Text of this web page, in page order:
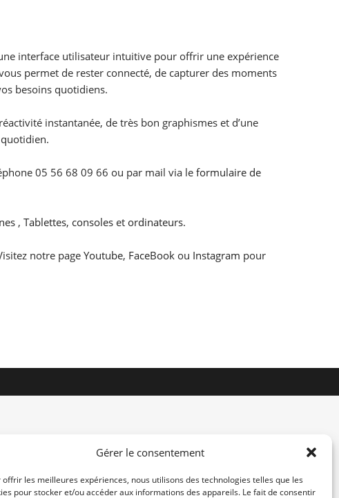
Gérer le consentement
offrir les meilleures expériences, nous utilisons des technologies telles que les
pour stocker et/ou accéder aux informations des appareils. Le fait de consentir
interface utilisateur intuitive pour offrir une expérience
permet de rester connecté, de capturer des moments
besoins quotidiens.
instantanée, de très bon graphismes et d’une
05 56 68 09 66 ou par mail via le formulaire de
, Tablettes, consoles et ordinateurs.
notre page Youtube, FaceBook ou Instagram pour